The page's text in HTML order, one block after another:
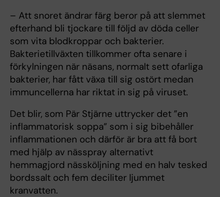
– Att snoret ändrar färg beror på att slemmet
efterhand bli tjockare till följd av döda celler
som vita blodkroppar och bakterier.
Bakterietillväxten tillkommer ofta senare i
förkylningen när näsans, normalt sett ofarliga
bakterier, har fått växa till sig ostört medan
immuncellerna har riktat in sig på viruset.
Det blir, som Pär Stjärne uttrycker det ”en
inflammatorisk soppa” som i sig bibehåller
inflammationen och därför är bra att få bort
med hjälp av nässpray alternativt
hemmagjord nässköljning med en halv tesked
bordssalt och fem deciliter ljummet
kranvatten.